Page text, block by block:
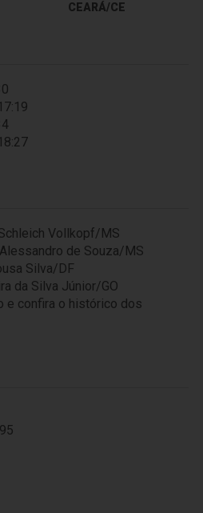
CEARÁ/CE
Vollkopf/MS
de Souza/MS
Silva/DF
da Silva Júnior/GO
e confira o histórico dos